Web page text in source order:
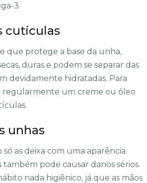
3.
cutículas
que protege a base da unha,
duras e podem se separar das
devidamente hidratadas. Para
regularmente um creme ou óleo
unhas
só as deixa com uma aparência
também pode causar danos sérios.
nada higiênico, já que as mãos